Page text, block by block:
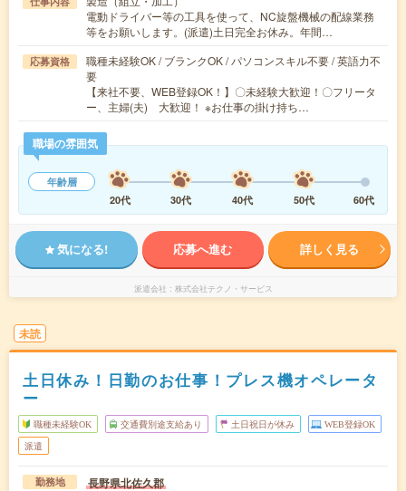
電動ドライバー等の工具を使って、NC旋盤機械の配線業務
等をお願いします。(派遣)土日完全お休み。年間…
応募資格
職種未経験OK / ブランクOK / パソコンスキル不要 / 英語力不
要
【来社不要、WEB登録OK！】〇未経験大歓迎！〇フリータ
ー、主婦(夫) 大歓迎！ ※お仕事の掛け持ち…
職場の雰囲気
年齢層
20代
30代 40代 50代 60代
気になる! 応募へ進む 詳しく見る
派遣会社 株式会社テクノ・サービス
未読
土日休み！日勤のお仕事！プレス機オペレータ
ー
職種未経験OK 交通費別途支給あり 土日祝日が休み WEB登録OK
派遣
勤務地 長野県北佐久郡